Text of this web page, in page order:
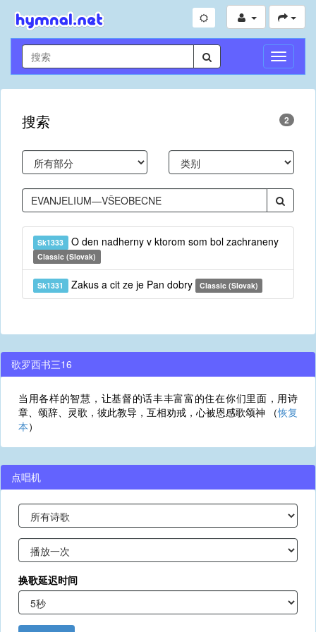
切
换
导
搜索 2
Sk1333 O den nadherny v ktorom som bol zachraneny
Classic (Slovak)
Sk1331 Zakus a cit ze je Pan dobry Classic (Slovak)
歌罗西书三16
当用各样的智慧，让基督的话丰丰富富的住在你们里面，用诗
章、颂辞、灵歌，彼此教导，互相劝戒，心被恩感歌颂神 （恢复
本）
点唱机
换歌延迟时间